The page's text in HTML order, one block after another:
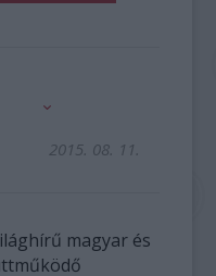
2015. 08. 11.
magyar és